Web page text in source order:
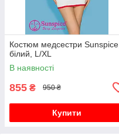
Костюм медсестри Sunspice,
білий, L/XL
В наявності
855 ₴ 950 ₴
Купити